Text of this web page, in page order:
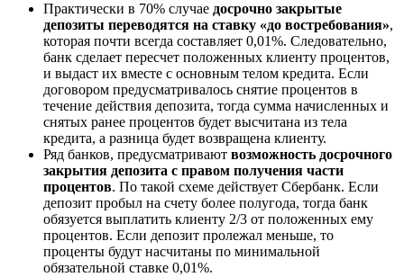
Практически в 70% случае досрочно закрытые
депозиты переводятся на ставку «до востребования»,
которая почти всегда составляет 0,01%. Следовательно,
банк сделает пересчет положенных клиенту процентов,
и выдаст их вместе с основным телом кредита. Если
договором предусматривалось снятие процентов в
течение действия депозита, тогда сумма начисленных и
снятых ранее процентов будет высчитана из тела
кредита, а разница будет возвращена клиенту.
Ряд банков, предусматривают возможность досрочного
закрытия депозита с правом получения части
процентов. По такой схеме действует Сбербанк. Если
депозит пробыл на счету более полугода, тогда банк
обязуется выплатить клиенту 2/3 от положенных ему
процентов. Если депозит пролежал меньше, то
проценты будут насчитаны по минимальной
обязательной ставке 0,01%.